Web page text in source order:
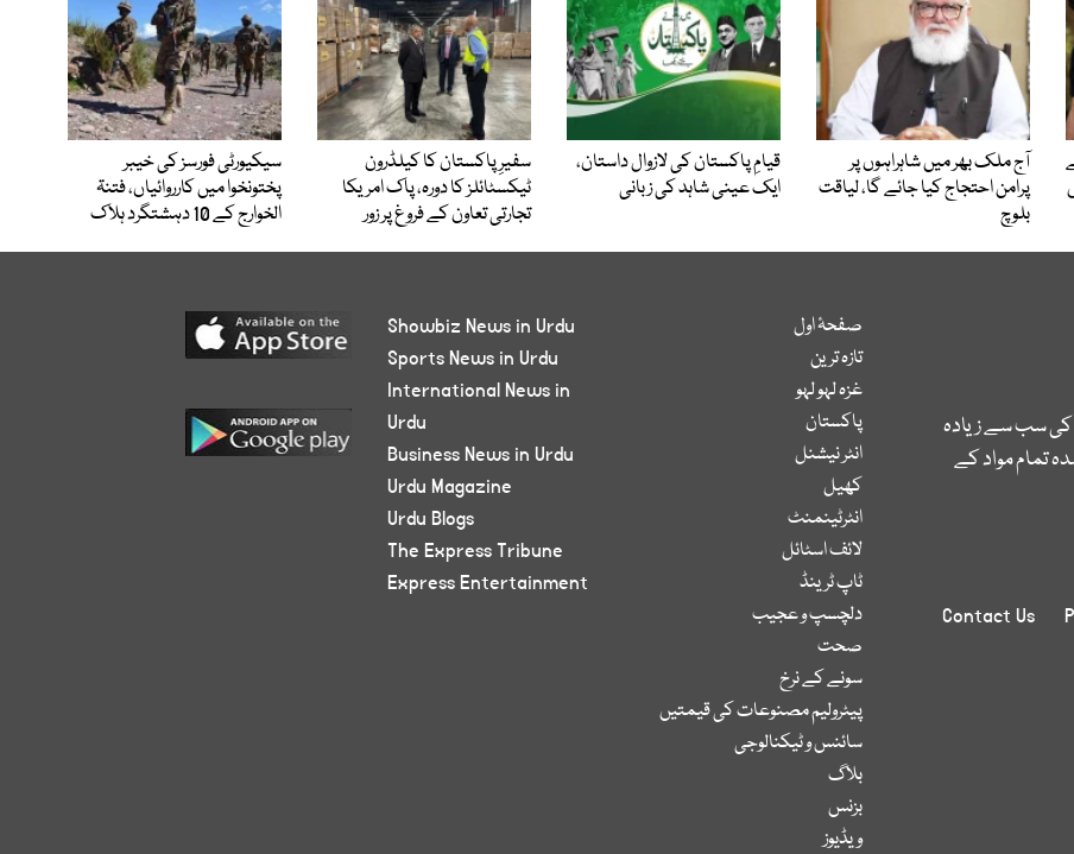
آج ملک بھر میں شاہراہوں پر
پرامن احتجاج کیا جائے گا، لیاقت
بلوچ
قیامِ پاکستان کی لازوال داستان،
ایک عینی شاہد کی زبانی
سفیرِ پاکستان کا کیلڈرون
ٹیکسٹائلز کا دورہ، پاک امریکا
تجارتی تعاون کے فروغ پر زور
سیکیورٹی فورسز کی خیبر
پختونخوا میں کارروائیاں، فتنۃ
الخوارج کے 10 دہشتگرد ہلاک
کی سب سے زیادہ
تمام مواد کے
Contact Us
صفحۂ اول
تازہ ترین
غزہ لہو لہو
پاکستان
انٹر نیشنل
کھیل
انٹرٹینمنٹ
لائف اسٹائل
ٹاپ ٹرینڈ
دلچسپ و عجیب
صحت
سونے کے نرخ
پیٹرولیم مصنوعات کی قیمتیں
سائنس و ٹیکنالوجی
بلاگ
بزنس
ویڈیوز
Showbiz News in Urdu
Sports News in Urdu
International News in
Urdu
Business News in Urdu
Urdu Magazine
Urdu Blogs
The Express Tribune
Express Entertainment